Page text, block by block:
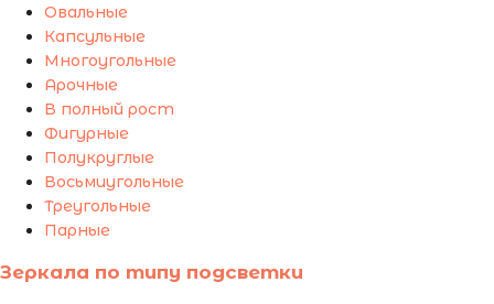
Овальные
Капсульные
Многоугольные
Арочные
В полный рост
Фигурные
Полукруглые
Восьмиугольные
Треугольные
Парные
Зеркала по типу подсветки